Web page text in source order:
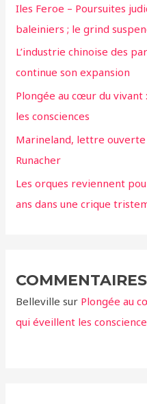
c
h
e
r
:
Iles Feroe – Poursuites
baleiniers ; le grind
L’industrie chinoise des
continue son expansion
Plongée au cœur du
les consciences
Marineland, lettre
Runacher
Les orques reviennent
ans dans une crique
Belleville sur Plongée au
qui éveillent les